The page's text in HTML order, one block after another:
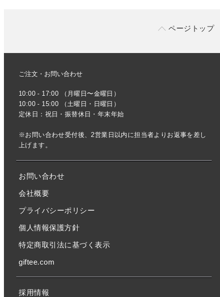
ページトップ
ご注文・お問い合わせ
10:00 - 17:00 （月曜日〜金曜日）
10:00 - 15:00 （土曜日・日曜日）
定休日：祝日・振替休日・年末年始
※お問い合わせ受付後、2営業日以内に担当者よりお返事を差し
上げます。
お問い合わせ
会社概要
プライバシーポリシー
個人情報保護方針
特定商取引法に基づく表示
giftee.com
採用情報